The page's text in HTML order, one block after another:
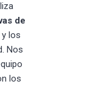
de
los
Nos
los